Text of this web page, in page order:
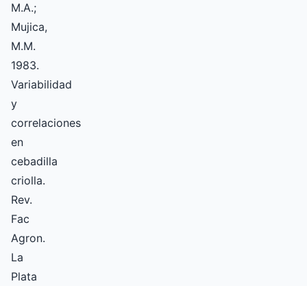
M.A.;
Mujica,
M.M.
1983.
Variabilidad
y
correlaciones
en
cebadilla
criolla.
Rev.
Fac
Agron.
La
Plata